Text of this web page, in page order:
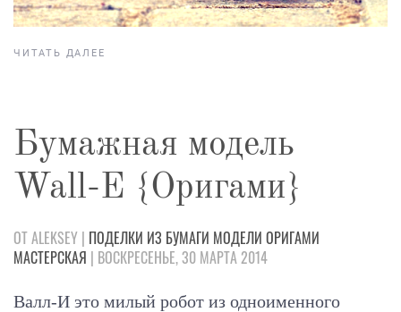
ЧИТАТЬ ДАЛЕЕ
Бумажная модель
Wall-E {Оригами}
ОТ ALEKSEY | ПОДЕЛКИ ИЗ БУМАГИ МОДЕЛИ ОРИГАМИ
МАСТЕРСКАЯ | ВОСКРЕСЕНЬЕ, 30 МАРТА 2014
Валл-И это милый робот из одноименного